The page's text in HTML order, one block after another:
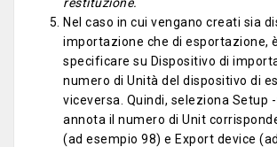
Nel caso in cui vengano creati sia
importazione che di esportazione,
specificare su Dispositivo di
numero di Unità del dispositivo di
viceversa. Quindi, seleziona Setup
annota il numero di Unit
(ad esempio 98) e Export device